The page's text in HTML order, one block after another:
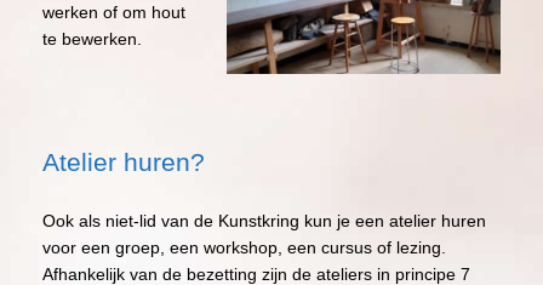
werken of om hout
te bewerken.
Atelier huren?
Ook als niet-lid van de Kunstkring kun je een atelier huren
voor een groep, een workshop, een cursus of lezing.
Afhankelijk van de bezetting zijn de ateliers in principe 7